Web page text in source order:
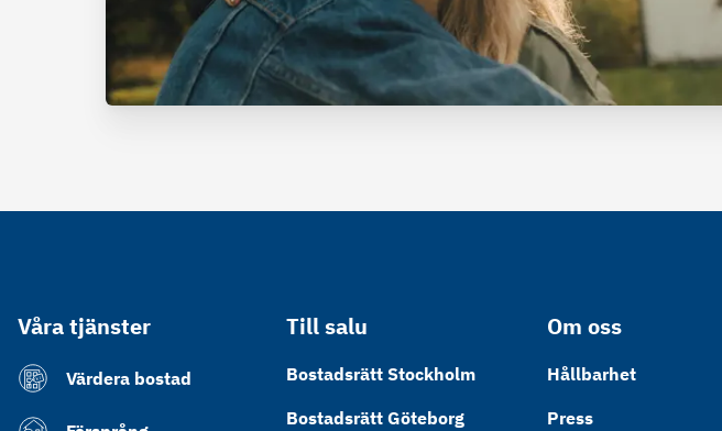
Våra tjänster
Värdera bostad
Till salu
Bostadsrätt Stockholm
Bostadsrätt Göteborg
Om oss
Hållbarhet
Press